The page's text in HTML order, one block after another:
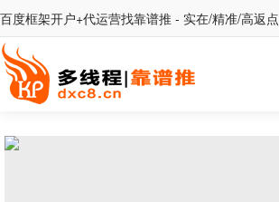
百度框架开户+代运营找靠谱推 - 实在/精准/高返点